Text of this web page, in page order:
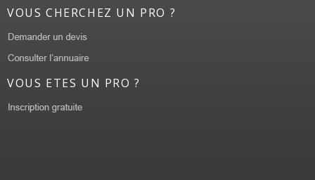
VOUS CHERCHEZ UN PRO ?
VOUS ETES UN PRO ?